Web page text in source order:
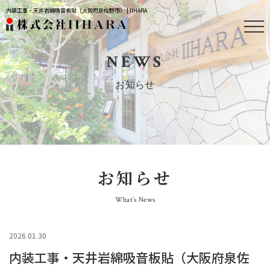
内装工事・天井岩綿吸音板貼（大阪府泉佐野市） | IIHARA
NEWS
お知らせ
お知らせ
What’s News
2026.01.30
内装工事・天井岩綿吸音板貼（大阪府泉佐